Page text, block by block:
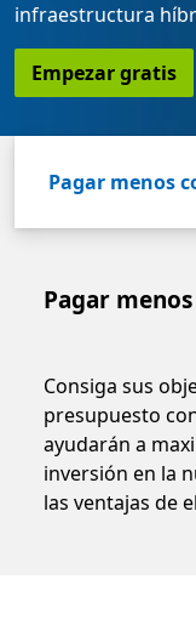
infraestructura
Empezar gratis
Pagar menos
Pagar
Consiga sus
presupuesto
ayudarán a
inversión en la
las ventajas de